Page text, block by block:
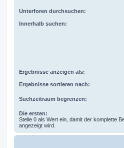
Unterforen durchsuchen:
Innerhalb suchen:
Ergebnisse anzeigen als:
Ergebnisse sortieren nach:
Suchzeitraum begrenzen:
Die ersten:
Stelle 0 als Wert ein, damit der komplette
angezeigt wird.